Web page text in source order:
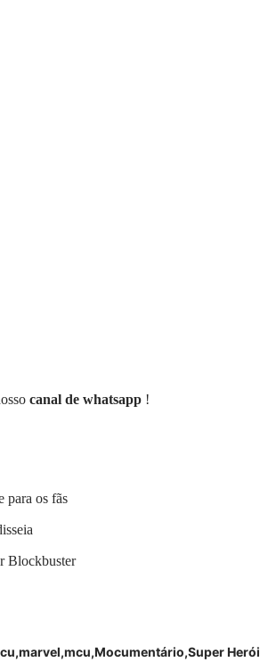
canal de whatsapp !
para os fãs
Blockbuster
marvel mcu Mocumentário Super Herói